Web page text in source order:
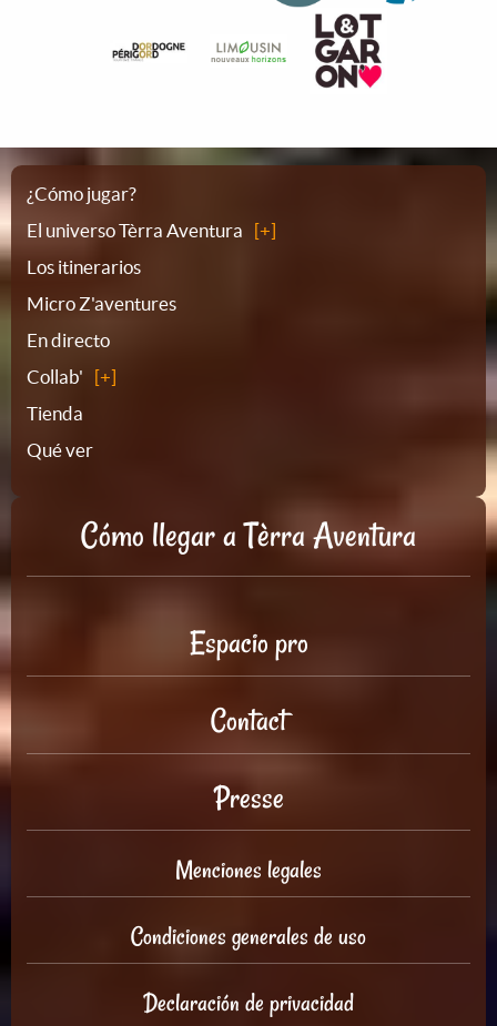
Plano
del
sitio
¿Cómo jugar?
El universo Tèrra Aventura
Los itinerarios
Micro Z'aventures
En directo
Collab'
Tienda
Qué ver
Cómo llegar a Tèrra Aventura
Espacio pro
Contact
Presse
Menciones legales
Condiciones generales de uso
Declaración de privacidad